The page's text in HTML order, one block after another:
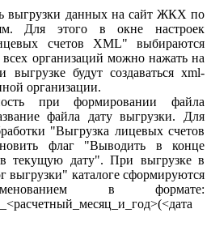
выгрузки данных на сайт ЖКХ по
Для этого в окне настроек
счетов XML" выбираются
организаций можно нажать на
будут создаваться xml-
организации.
при формировании файла
файла дату выгрузки. Для
"Выгрузка лицевых счетов
флаг "Выводить в конце
текущую дату". При выгрузке в
выгрузки" каталоге сформируются
в формате: